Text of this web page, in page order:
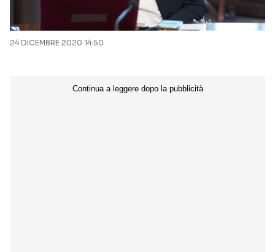
24 DICEMBRE 2020 14:50